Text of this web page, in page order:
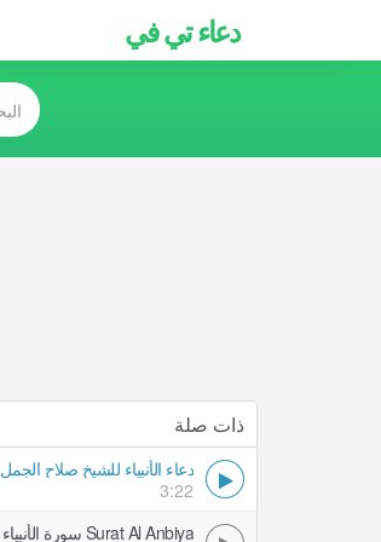
دعاء تي في
ذات صلة
دعاء الأنبياء للشيخ صلاح الجمل
3:22
Surat Al Anbiya سورة الأنبياء الشيخ صلاح الجمل تلاوات مرتلة